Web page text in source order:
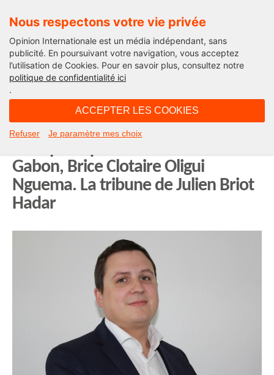
Nous respectons votre vie privée
Opinion Internationale est un média indépendant, sans
publicité. En poursuivant votre navigation, vous acceptez
l’utilisation de Cookies. Pour en savoir plus, consultez notre
politique de confidentialité ici
.
ACCEPTER LES COOKIES
Refuser Je paramètre mes choix
Opinion Afriques
La fiscalité sera la clé de la réussite
Gabon, Brice Clotaire Oligui
Nguema. La tribune de Julien Briot
Hadar